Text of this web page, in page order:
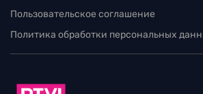
Пользовательское соглашение
Политика обработки персональных